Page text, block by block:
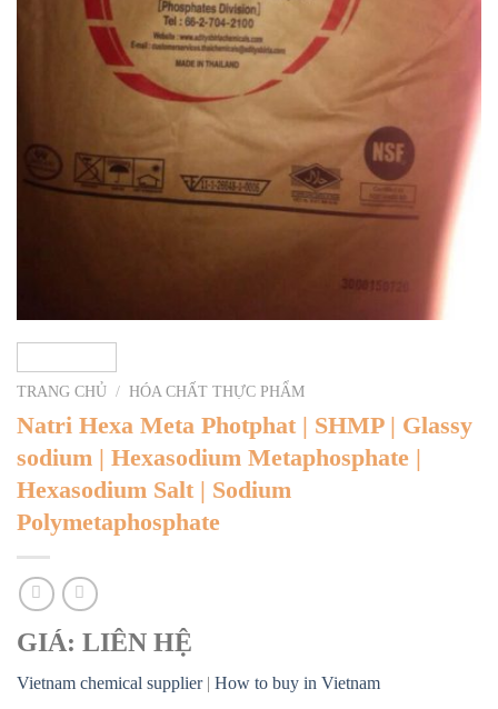
TRANG CHỦ / HÓA CHẤT THỰC PHẨM
Natri Hexa Meta Photphat | SHMP | Glassy
sodium | Hexasodium Metaphosphate |
Hexasodium Salt | Sodium
Polymetaphosphate
GIÁ: LIÊN HỆ
Vietnam chemical supplier| How to buy in Vietnam